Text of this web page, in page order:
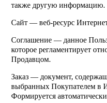
также другую информацию.
Сайт — веб-ресурс
Соглашение — данное
которое регламентирует
Продавцом.
Заказ — документ,
выбранных Покупателем в
Формируется